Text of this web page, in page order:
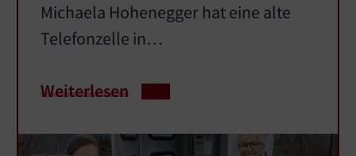
Michaela Hohenegger hat eine alte
Telefonzelle in…
Weiterlesen